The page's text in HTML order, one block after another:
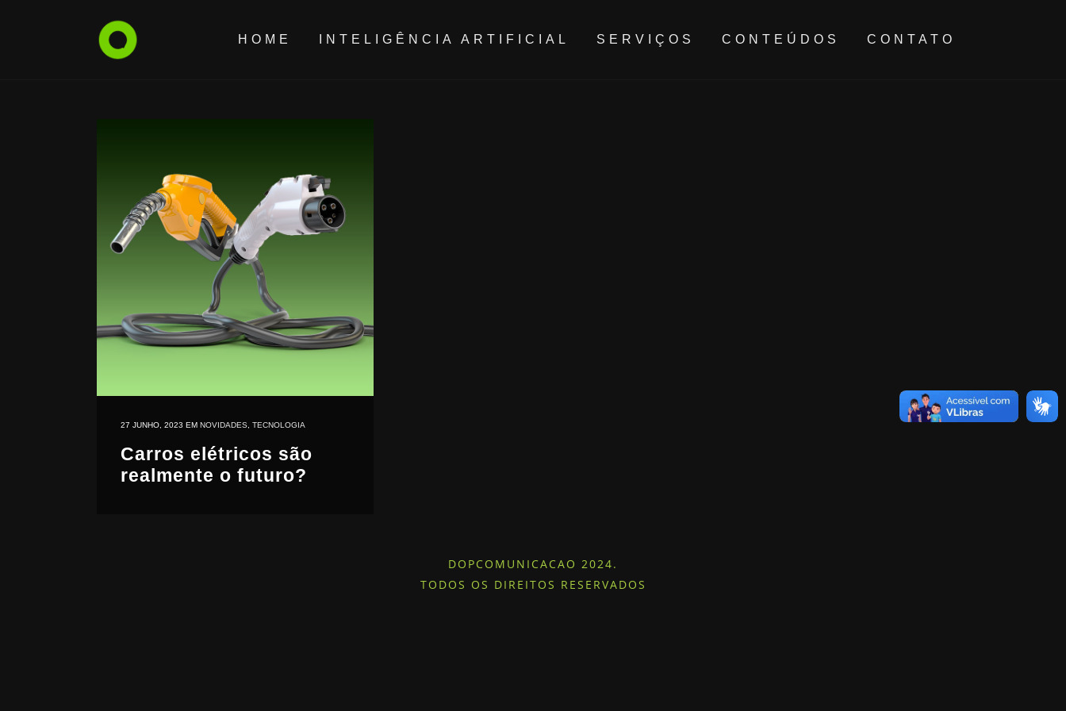
HOME INTELIGÊNCIA ARTIFICIAL SERVIÇOS CONTEÚDOS CONTATO
27 JUNHO, 2023 EM NOVIDADES TECNOLOGIA
Carros elétricos são
realmente o futuro?
DOPCOMUNICACAO 2024.
TODOS OS DIREITOS RESERVADOS